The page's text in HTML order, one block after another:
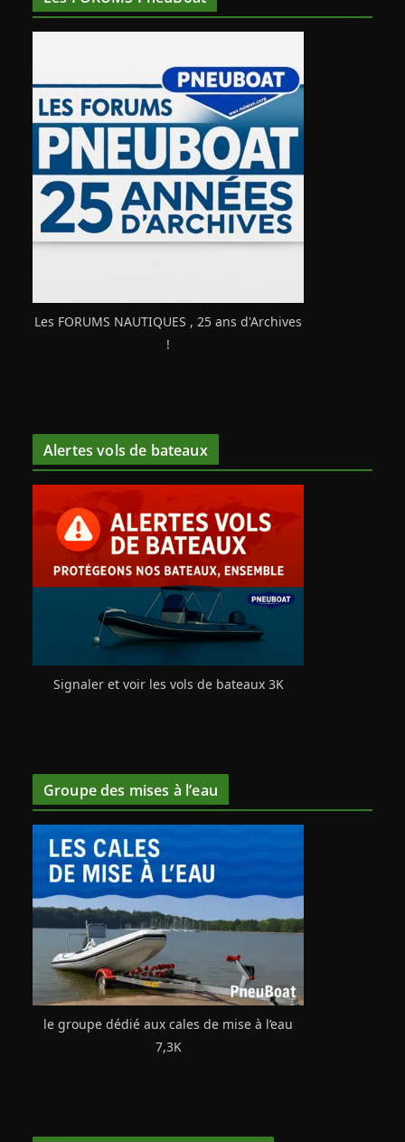
Les FORUMS NAUTIQUES , 25 ans d'Archives
!
Alertes vols de bateaux
Signaler et voir les vols de bateaux 3K
Groupe des mises à l’eau
le groupe dédié aux cales de mise à l’eau
7,3K